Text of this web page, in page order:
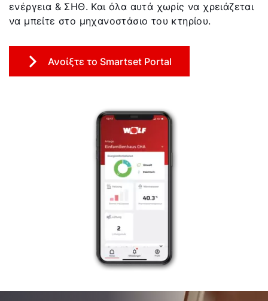
ενέργεια & ΣΗΘ. Και όλα αυτά χωρίς να χρειάζεται
να μπείτε στο μηχανοστάσιο του κτηρίου.
Ανοίξτε το Smartset Portal